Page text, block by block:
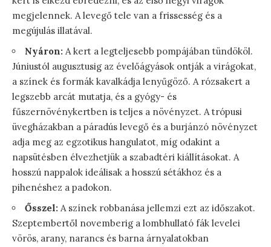
megjelennek. A levegő tele van a frissesség és a
megújulás illatával.
Nyáron: A kert a legteljesebb pompájában tündököl.
Júniustól augusztusig az évelőágyások ontják a virágokat,
a színek és formák kavalkádja lenyűgöző. A rózsakert a
legszebb arcát mutatja, és a gyógy- és
fűszernövénykertben is teljes a növényzet. A trópusi
üvegházakban a páradús levegő és a burjánzó növényzet
adja meg az egzotikus hangulatot, míg odakint a
napsütésben élvezhetjük a szabadtéri kiállításokat. A
hosszú nappalok ideálisak a hosszú sétákhoz és a
pihenéshez a padokon.
Ősszel: A színek robbanása jellemzi ezt az időszakot.
Szeptembertől novemberig a lombhullató fák levelei
vörös, arany, narancs és barna árnyalatokban